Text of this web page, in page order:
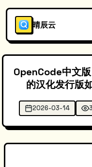
晴辰云
OpenCode中文
的汉化发行版
2026-03-14